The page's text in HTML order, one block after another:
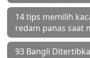
14 tips memilih
redam panas saat
93 Bangli